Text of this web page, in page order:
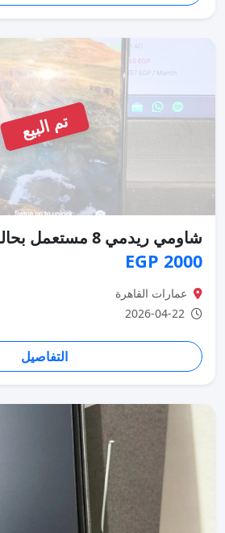
تم البيع
شاومي ريدمي 8 مستعمل بحالة جيدة للبيع
2000 EGP
عمارات القاهرة
التفاصيل